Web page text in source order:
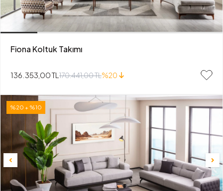
Fiona Koltuk Takımı
136.353,00 TL 170.441,00 TL%20
%20 + %10